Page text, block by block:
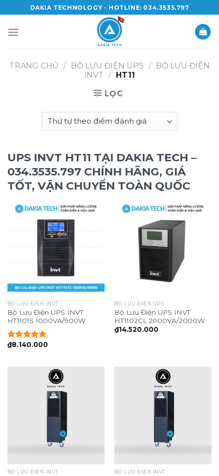
to
content
DAKIA TECHNOLOGY - HOTLINE: 034.3535.797
TRANG CHỦ / BỘ LƯU ĐIỆN UPS /
BỘ LƯU ĐIỆN
INVT / HT11
LỌC
UPS INVT HT11 TẠI DAKIA TECH –
034.3535.797 CHÍNH HÃNG, GIÁ
TỐT, VẬN CHUYỂN TOÀN QUỐC
BỘ LƯU ĐIỆN INVT
Bộ Lưu Điện UPS INVT
HT1101S 1000VA/900W
Được xếp
₫8.140.000
BỘ LƯU ĐIỆN UPS
Bộ Lưu Điện UPS INVT
HT1102CL 2000VA/2000W
₫14.520.000
BỘ LƯU ĐIỆN INVT BỘ LƯU ĐIỆN INVT